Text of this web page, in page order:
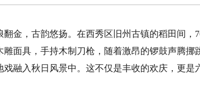
，古韵悠扬。在西秀区旧州古镇的稻田间，
面具，手持木制刀枪，随着激昂的锣鼓声腾挪
戏融入秋日风景中。这不仅是丰收的欢庆，更是